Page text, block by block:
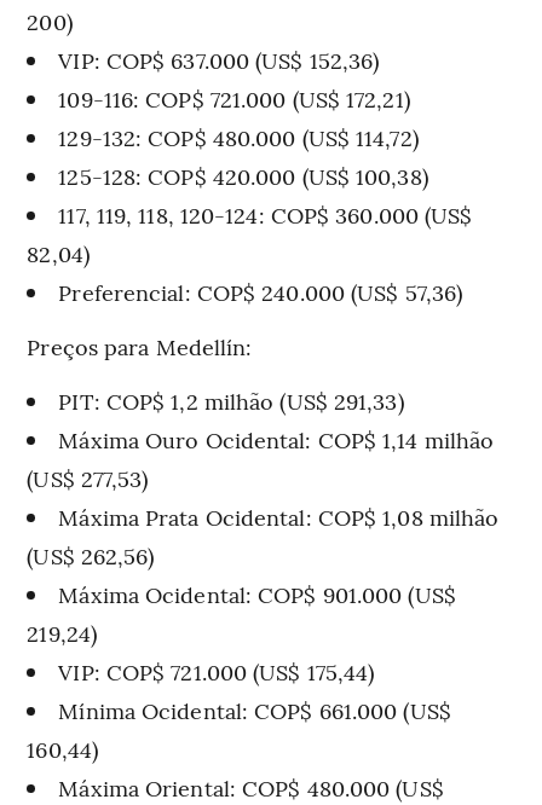
200)
VIP: COP$ 637.000 (US$ 152,36)
109-116: COP$ 721.000 (US$ 172,21)
129-132: COP$ 480.000 (US$ 114,72)
125-128: COP$ 420.000 (US$ 100,38)
117, 119, 118, 120-124: COP$ 360.000 (US$
82,04)
Preferencial: COP$ 240.000 (US$ 57,36)
Preços para Medellín:
PIT: COP$ 1,2 milhão (US$ 291,33)
Máxima Ouro Ocidental: COP$ 1,14 milhão
(US$ 277,53)
Máxima Prata Ocidental: COP$ 1,08 milhão
(US$ 262,56)
Máxima Ocidental: COP$ 901.000 (US$
219,24)
VIP: COP$ 721.000 (US$ 175,44)
Mínima Ocidental: COP$ 661.000 (US$
160,44)
Máxima Oriental: COP$ 480.000 (US$